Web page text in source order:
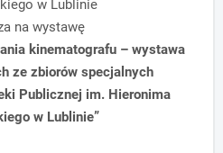
w Lublinie
na wystawę
kinematografu – wystawa
ze zbiorów specjalnych
Publicznej im. Hieronima
w Lublinie”